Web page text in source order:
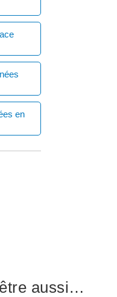
en
aussi…